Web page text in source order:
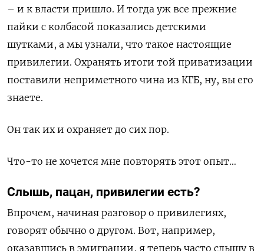
– и к власти пришло. И тогда уж все прежние
пайки с колбасой показались детскими
шутками, а мы узнали, что такое настоящие
привилегии. Охранять итоги той приватизации
поставили неприметного чина из КГБ, ну, вы его
знаете.
Он так их и охраняет до сих пор.
Что-то не хочется мне повторять этот опыт…
Слышь, пацан, привилегии есть?
Впрочем, начиная разговор о привилегиях,
говорят обычно о другом. Вот, например,
оказавшись в эмиграции, я теперь часто слышу в